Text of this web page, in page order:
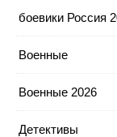
боевики Россия
Военные
Военные 2026
Детективы